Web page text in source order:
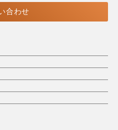
合わせ